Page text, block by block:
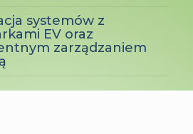
systemów z
EV oraz
zarządzaniem